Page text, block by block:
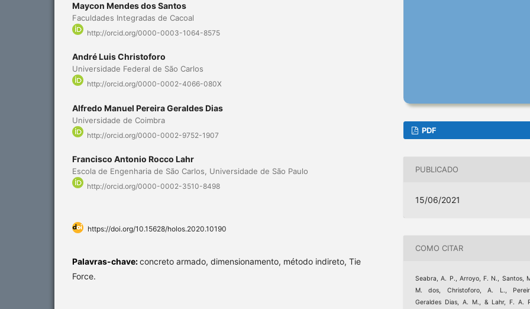
Maycon Mendes dos Santos
Faculdades Integradas de Cacoal
http://orcid.org/0000-0003-1064-8575
André Luis Christoforo
Universidade Federal de São Carlos
http://orcid.org/0000-0002-4066-080X
Alfredo Manuel Pereira Geraldes Dias
Universidade de Coimbra
http://orcid.org/0000-0002-9752-1907
Francisco Antonio Rocco Lahr
Escola de Engenharia de São Carlos, Universidade de São Paulo
http://orcid.org/0000-0002-3510-8498
https://doi.org/10.15628/holos.2020.10190
Palavras-chave:concreto armado, dimensionamento, método indireto, Tie
Force.
PDF
PUBLICADO
15/06/2021
COMO CITAR
Seabra, A. P., Arroyo, F. N., Santos,
M. dos, Christoforo, A. L.,
Geraldes Dias, A. M., & Lahr, F. A.